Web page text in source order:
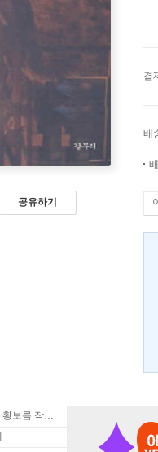
공유하기
결
배
뮤지컬 〈휴남동 서점〉X 황보름 작가 북토크